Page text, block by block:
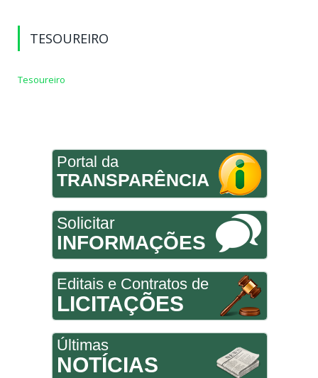
TESOUREIRO
Tesoureiro
Portal da
TRANSPARÊNCIA
Solicitar
INFORMAÇÕES
Editais e Contratos de
LICITAÇÕES
Últimas
NOTÍCIAS